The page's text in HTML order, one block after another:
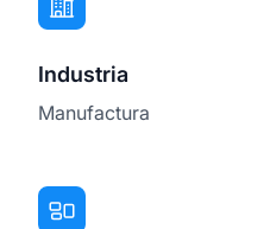
Industria
Manufactura